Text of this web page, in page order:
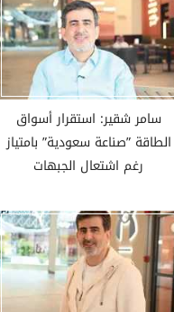
سامر شقير: استقرار أسواق
الطاقة ”صناعة سعودية” بامتياز
رغم اشتعال الجبهات